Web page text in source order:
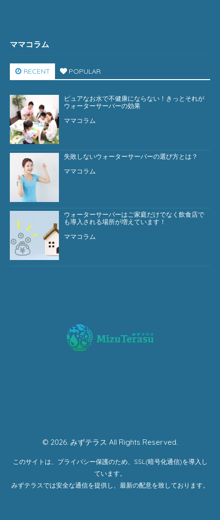
ママコラム
RECENT POPULAR
ピュアなお水で不健康にならない！きっとそれが
ウォーターサーバーの効果
ママコラム
失敗しないウォーターサーバーの選び方とは？
ママコラム
ウォーターサーバーはご家庭だけでなく飲食店で
も導入される場所が増えています！
ママコラム
© 2026. みずテラス All Rights Reserved.
このサイトは、プライバシー保護のため、SSL(暗号化通信)を導入し
ています。
みずテラスでは安全な通信を提供し、最新の配意を致しております。